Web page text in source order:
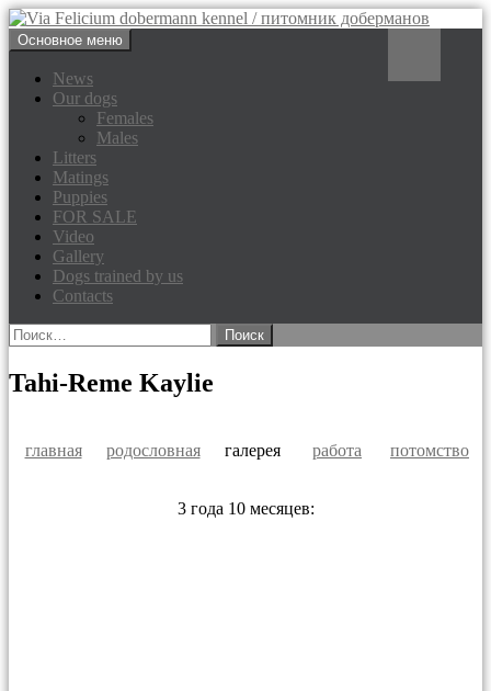
Via Felicium dobermann
kennel / питомник доберманов
Основное меню
к
News
Our dogs
Females
Males
Litters
Matings
Puppies
FOR SALE
Video
Gallery
Dogs trained by us
Contacts
Найти:
Tahi-Reme Kaylie
главная родословная галерея работа потомство
3 года 10 месяцев: